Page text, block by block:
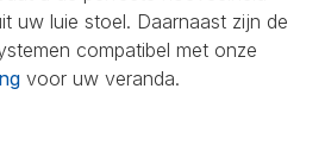
uw luie stoel. Daarnaast zijn de
compatibel met onze
voor uw veranda.